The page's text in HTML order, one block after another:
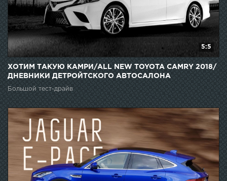
5:5
ХОТИМ ТАКУЮ КАМРИ/ALL NEW TOYOTA CAMRY 2018/
ДНЕВНИКИ ДЕТРОЙТСКОГО АВТОСАЛОНА
Большой тест-драйв